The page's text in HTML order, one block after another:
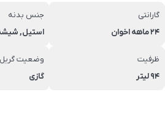
گارانتی
۲۴ ماهه اخوان
جنس بدنه
استیل,
ظرفیت
94 لیتر
وضعیت گریل
گازی